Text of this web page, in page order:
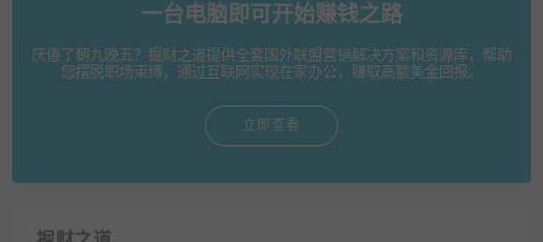
一台电脑即可开始赚钱之路
厌倦了朝九晚五？掘财之道提供全套国外联盟营销解决方案和资源库，帮助
您摆脱职场束缚，通过互联网实现在家办公，赚取高额美金回报。
立即查看